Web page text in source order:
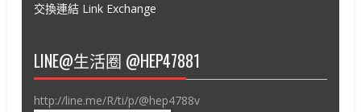
交換連結 Link Exchange
LINE@生活圈 @HEP47881
http://line.me/R/ti/p/@hep4788v